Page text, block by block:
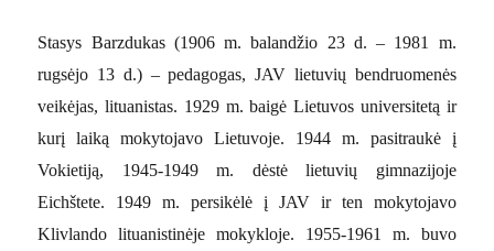
Stasys Barzdukas (1906 m. balandžio 23 d. – 1981 m.
rugsėjo 13 d.) – pedagogas, JAV lietuvių bendruomenės
veikėjas, lituanistas. 1929 m. baigė Lietuvos universitetą ir
kurį laiką mokytojavo Lietuvoje. 1944 m. pasitraukė į
Vokietiją, 1945-1949 m. dėstė lietuvių gimnazijoje
Eichštete. 1949 m. persikėlė į JAV ir ten mokytojavo
Klivlando lituanistinėje mokykloje. 1955-1961 m. buvo